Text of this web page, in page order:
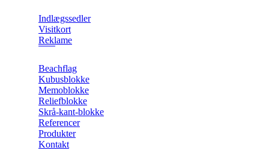
Indlægssedler
Visitkort
Reklame
Beachflag
Kubusblokke
Memoblokke
Reliefblokke
Skrå-kant-blokke
Referencer
Produkter
Kontakt